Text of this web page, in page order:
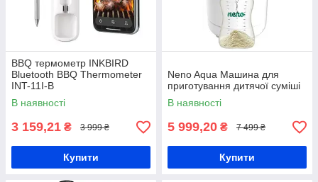
BBQ термометр INKBIRD
Bluetooth BBQ Thermometer
INT-11I-B
В наявності
3 159,21 ₴ 3 999 ₴
Купити
Neno Aqua Машина для
приготування дитячої суміші
В наявності
5 999,20 ₴ 7 499 ₴
Купити